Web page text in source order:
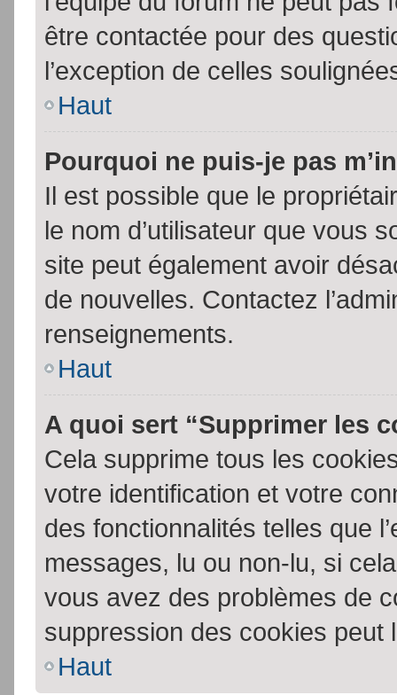
être contactée pour des
l’exception de celles
Haut
Pourquoi ne puis-je pas
Il est possible que le
le nom d’utilisateur que vous
site peut également avoir
de nouvelles. Contactez
renseignements.
Haut
A quoi sert “Supprimer les
Cela supprime tous les
votre identification et votre
des fonctionnalités telles que
messages, lu ou non-lu, si
vous avez des problèmes de
suppression des cookies peut
Haut